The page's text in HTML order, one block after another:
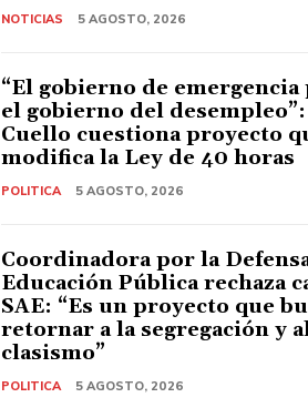
NOTICIAS 5 AGOSTO, 2026
“El gobierno de emergencia
el gobierno del
Cuello cuestiona proyecto
modifica la Ley de 40 horas
POLITICA 5 AGOSTO, 2026
Coordinadora por la
Educación Pública rechaza
SAE: “Es un proyecto que
retornar a la segregación y
clasismo”
POLITICA 5 AGOSTO, 2026